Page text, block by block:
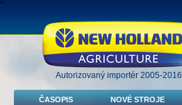
"
Autorizovaný importér 2005-2016
ČASOPIS NOVÉ STROJE